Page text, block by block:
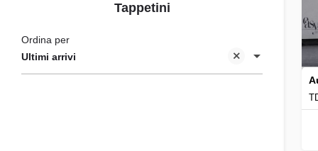
Tappetini
Ultimi arrivi
Ordina per